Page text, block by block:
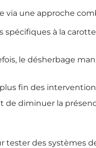
une approche
à la
le désherbage
fin des
de diminuer la
tester des systèmes